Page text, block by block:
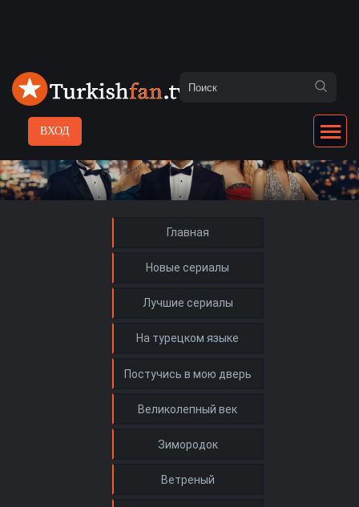
ВХОД
Главная
Новые сериалы
Лучшие сериалы
На турецком языке